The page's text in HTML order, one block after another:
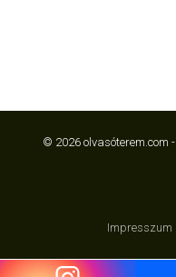
© 2026 olvasóterem.com
Impresszum